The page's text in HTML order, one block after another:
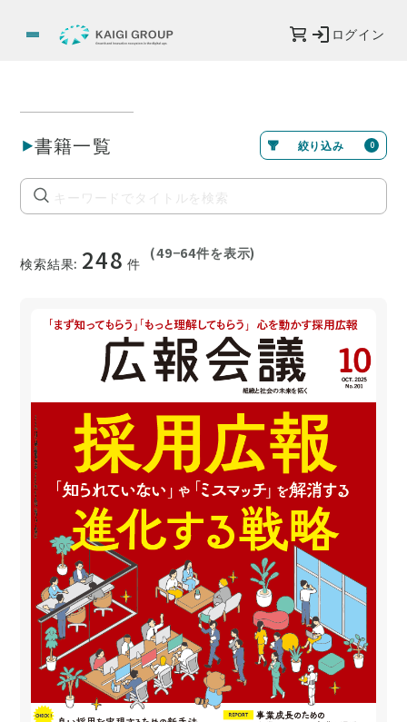
ログイン
書籍一覧 絞り込み 0
検索結果: 248 件
(49−64件を表示)